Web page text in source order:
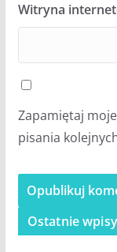
Witryna
Zapamiętaj
pisania
Ostatnie wpisy